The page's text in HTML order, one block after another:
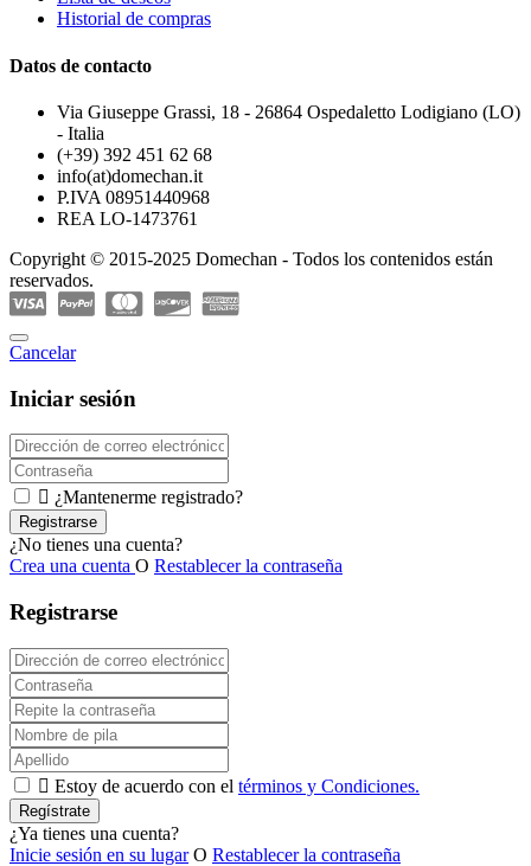
Historial de compras
Datos de contacto
Via Giuseppe Grassi, 18 - 26864 Ospedaletto Lodigiano (LO)
- Italia
(+39) 392 451 62 68
info(at)domechan.it
P.IVA 08951440968
REA LO-1473761
Copyright © 2015-2025 Domechan - Todos los contenidos están
reservados.
Cancelar
Iniciar sesión
 ¿Mantenerme registrado?
Registrarse
¿No tienes una cuenta?
Crea una cuenta O Restablecer la contraseña
Registrarse
 Estoy de acuerdo con el términos y Condiciones.
Regístrate
¿Ya tienes una cuenta?
Inicie sesión en su lugar O Restablecer la contraseña